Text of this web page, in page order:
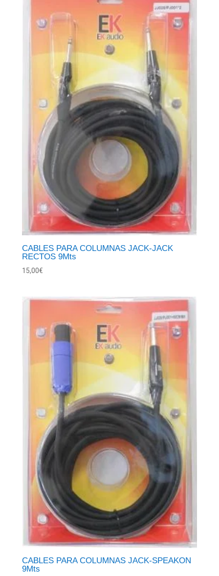
CABLES PARA COLUMNAS JACK-JACK
RECTOS 9Mts
15,00€
CABLES PARA COLUMNAS JACK-SPEAKON
9Mts